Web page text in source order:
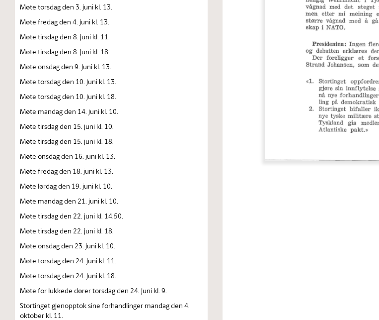
Møte torsdag den 3. juni kl. 13.
Møte fredag den 4. juni kl. 13.
Møte tirsdag den 8. juni kl. 11.
Møte tirsdag den 8. juni kl. 18.
Møte onsdag den 9. juni kl. 13.
Møte torsdag den 10. juni kl. 13.
Møte torsdag den 10. juni kl. 18.
Møte mandag den 14. juni kl. 10.
Møte tirsdag den 15. juni kl. 10.
Møte tirsdag den 15. juni kl. 18.
Møte onsdag den 16. juni kl. 13.
Møte fredag den 18. juni kl. 13.
Møte lørdag den 19. juni kl. 10.
Møte mandag den 21. juni kl. 10.
Møte tirsdag den 22. juni kl. 14.50.
Møte tirsdag den 22. juni kl. 18.
Møte onsdag den 23. juni kl. 10.
Møte torsdag den 24. juni kl. 11.
Møte torsdag den 24. juni kl. 18.
Møte for lukkede dører torsdag den 24. juni kl. 9.
Stortinget gjenopptok sine forhandlinger mandag den 4.
oktober kl. 11.